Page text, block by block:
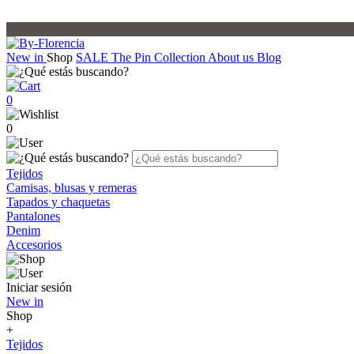
New in Shop SALE The Pin Collection About us Blog
0
0
Tejidos
Camisas, blusas y remeras
Tapados y chaquetas
Pantalones
Denim
Accesorios
Iniciar sesión
New in
Shop
+
Tejidos